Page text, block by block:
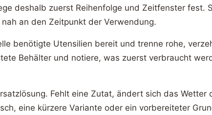
deshalb zuerst Reihenfolge und Zeitfenster fest.
an den Zeitpunkt der Verwendung.
benötigte Utensilien bereit und trenne rohe,
Behälter und notiere, was zuerst verbraucht
Fehlt eine Zutat, ändert sich das
eine kürzere Variante oder ein vorbereiteter